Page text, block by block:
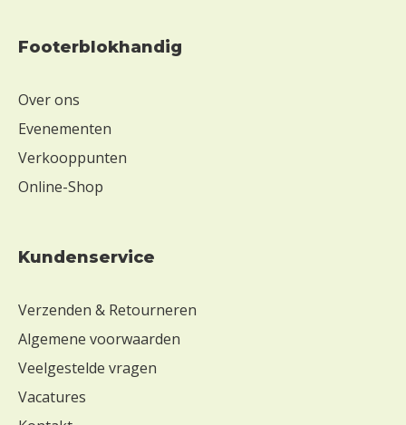
Footerblokhandig
Over ons
Evenementen
Verkooppunten
Online-Shop
Kundenservice
Verzenden & Retourneren
Algemene voorwaarden
Veelgestelde vragen
Vacatures